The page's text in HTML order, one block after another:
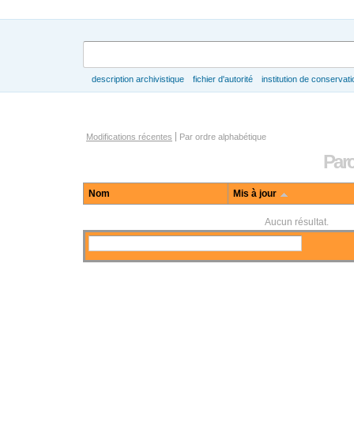
description archivistique fichier d'autorité institution de
Options de navigation au sein des notices d'acteurs
Modifications récentes Par ordre alphabétique
Nom Mis à jour
Aucun résultat.